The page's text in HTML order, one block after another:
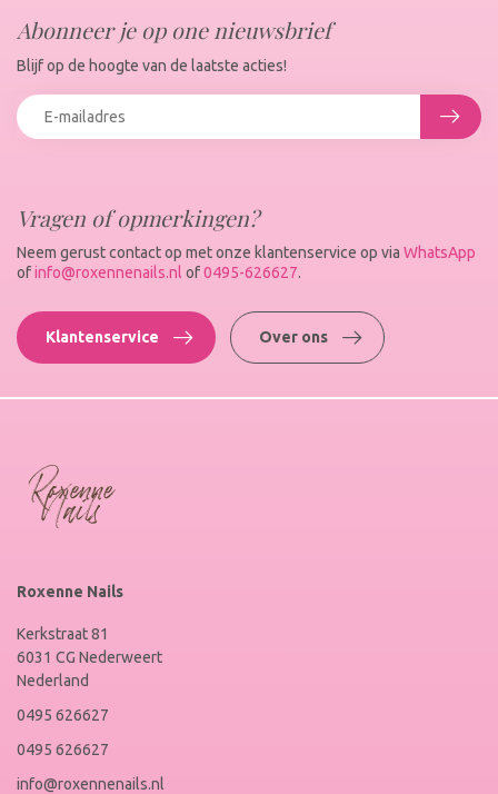
Vragen of opmerkingen?
Neem gerust contact op met onze klantenservice op via WhatsApp
ofinfo@roxennenails.nl of0495-626627.
Klantenservice Over ons
Abonneer je op one nieuwsbrief
Blijf op de hoogte van de laatste acties!
Roxenne Nails
Kerkstraat 81
6031 CG Nederweert
Nederland
0495 626627
0495 626627
info@roxennenails.nl